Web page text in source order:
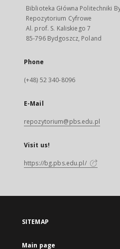
Biblioteka Główna Politechniki
Repozytorium Cyfrowe
Al. prof. S. Kaliskiego 7
85-796 Bydgoszcz, Poland
Phone
(+48) 52 340-8096
E-Mail
repozytorium@pbs.edu.pl
Visit us!
https://bg.pbs.edu.pl/
SITEMAP
Main page